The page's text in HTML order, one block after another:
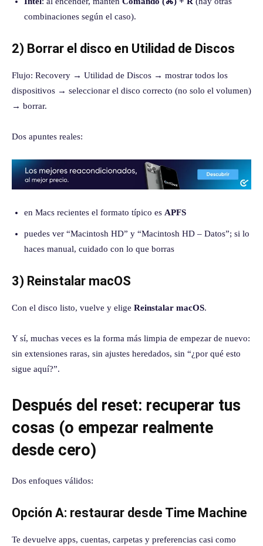
combinaciones según el caso).
2) Borrar el disco en Utilidad de Discos
Flujo: Recovery → Utilidad de Discos → mostrar todos los
dispositivos → seleccionar el disco correcto (no solo el volumen)
→ borrar.
Dos apuntes reales:
en Macs recientes el formato típico es APFS
puedes ver “Macintosh HD” y “Macintosh HD – Datos”; si lo
haces manual, cuidado con lo que borras
3) Reinstalar macOS
Con el disco listo, vuelve y elige Reinstalar macOS.
Y sí, muchas veces es la forma más limpia de empezar de nuevo:
sin extensiones raras, sin ajustes heredados, sin “¿por qué esto
sigue aquí?”.
Después del reset: recuperar tus
cosas (o empezar realmente
desde cero)
Dos enfoques válidos:
Opción A: restaurar desde Time Machine
Te devuelve apps, cuentas, carpetas y preferencias casi como